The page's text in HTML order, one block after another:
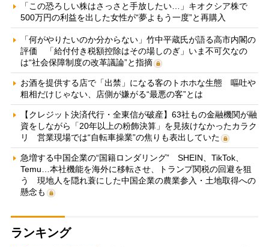
「この恐ろしい株はさっさと手放したい…」キオクシア株で
500万円の利益を出した女性が“夢よもう一度”と再購入
「何がやりたいのか分からない」竹中平蔵氏が語る高市内閣の
評価 「給付付き税額控除はその場しのぎ」いま不可欠なの
は“社会保障制度の改革議論”と指摘
お酒を提供する店で「出禁」になる客のトホホな生態 嘔吐や
粗相だけじゃない、店側が嫌がる“最悪の客”とは
【クレジット決済代行・全東信が破産】63社もの金融機関が融
資をしながら「20年以上の粉飾決算」を見抜けなかったカラク
リ 営業現場では“自転車操業”の焦りも表出していた
急増する中国企業の“国籍ロンダリング” SHEIN、TikTok、
Temu…本社機能を海外に移転させ、トランプ関税の回避を狙
う 現地人を隠れ蓑にした中国企業の農業参入・土地取得への
懸念も
ランキング